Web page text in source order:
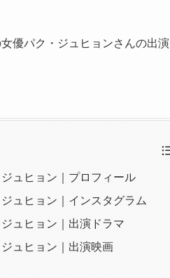
優パク・ジュヒョンさんの出
ュヒョン｜プロフィール
ュヒョン｜インスタグラム
ュヒョン｜出演ドラマ
ュヒョン｜出演映画